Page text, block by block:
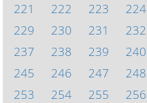
221
222 223 224
229
230 231 232
237
238 239 240
245
246 247 248
253
254 255 256